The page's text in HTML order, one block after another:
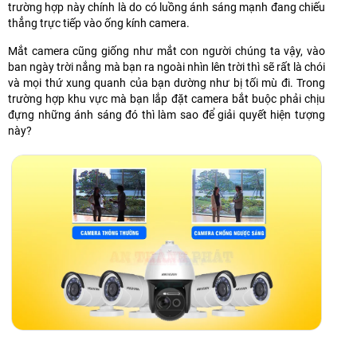
trường hợp này chính là do có luồng ánh sáng mạnh đang chiếu
thẳng trực tiếp vào ống kính camera.
Mắt camera cũng giống như mắt con người chúng ta vậy, vào
ban ngày trời nắng mà bạn ra ngoài nhìn lên trời thì sẽ rất là chói
và mọi thứ xung quanh của bạn dường như bị tối mù đi. Trong
trường hợp khu vực mà bạn lắp đặt camera bắt buộc phải chịu
đựng những ánh sáng đó thì làm sao để giải quyết hiện tượng
này?